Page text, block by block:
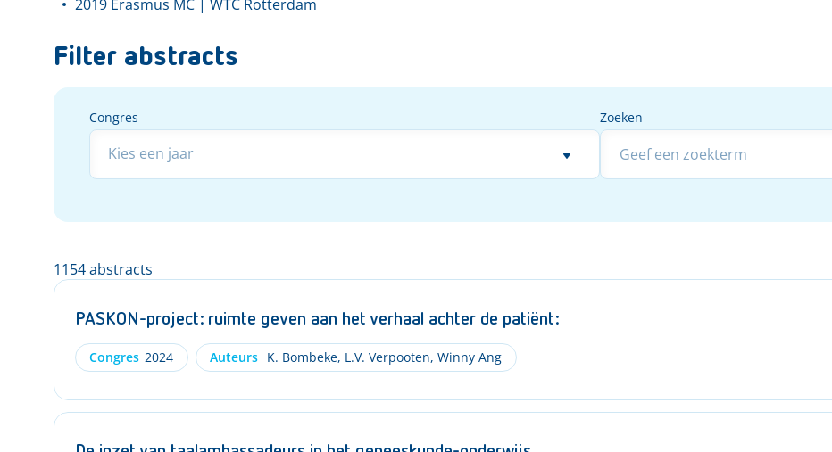
2019 Erasmus MC | WTC Rotterdam
Filter abstracts
Congres
Congres
Zoeken
Zoeken
1154 abstracts
PASKON-project: ruimte geven aan het verhaal achter de patiënt:
Congres 2024 Auteurs K. Bombeke, L.V. Verpooten, Winny Ang